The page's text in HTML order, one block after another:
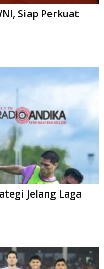
Siap Perkuat
Jelang Laga